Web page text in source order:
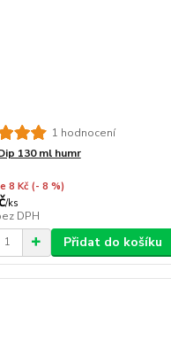
1 hodnocení
130 ml humr
8 Kč (- 8 %)
/ks
DPH
Přidat do košíku